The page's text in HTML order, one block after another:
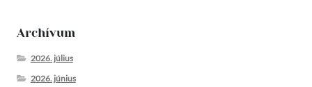
Archívum
2026. július
2026. június